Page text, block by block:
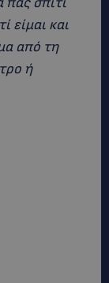
είμαι και
από τη
ή